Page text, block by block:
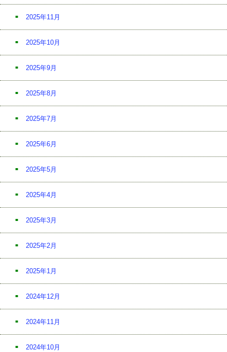
2025年11月
2025年10月
2025年9月
2025年8月
2025年7月
2025年6月
2025年5月
2025年4月
2025年3月
2025年2月
2025年1月
2024年12月
2024年11月
2024年10月